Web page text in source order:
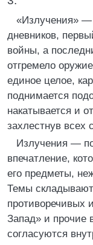
«Излучения» —
дневников,
войны, а
отгремело
единое целое,
поднимается
накатывается и
захлестнув всех
Излучения —
впечатление,
его предметы,
Темы
противоречивых
Запад» и прочие
согласуются